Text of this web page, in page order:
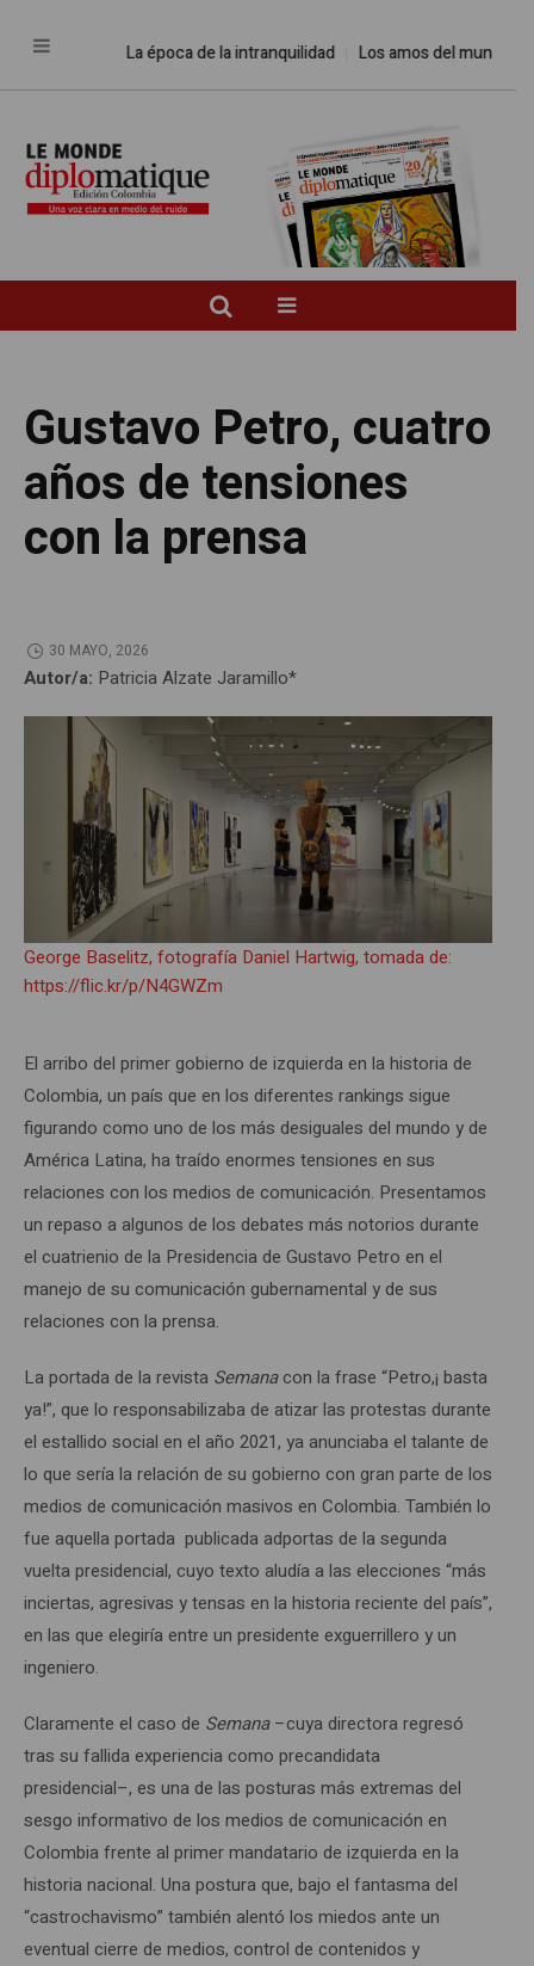
La época de la intranquilidad Los amos del mundo
Gustavo Petro, cuatro
años de tensiones
con la prensa
30 MAYO, 2026
Autor/a: Patricia Alzate Jaramillo*
George Baselitz, fotografía Daniel Hartwig, tomada de:
https://flic.kr/p/N4GWZm
El arribo del primer gobierno de izquierda en la historia de
Colombia, un país que en los diferentes rankings sigue
figurando como uno de los más desiguales del mundo y de
América Latina, ha traído enormes tensiones en sus
relaciones con los medios de comunicación. Presentamos
un repaso a algunos de los debates más notorios durante
el cuatrienio de la Presidencia de Gustavo Petro en el
manejo de su comunicación gubernamental y de sus
relaciones con la prensa.
La portada de la revista Semanacon la frase “Petro,¡ basta
ya!”, que lo responsabilizaba de atizar las protestas durante
el estallido social en el año 2021, ya anunciaba el talante de
lo que sería la relación de su gobierno con gran parte de los
medios de comunicación masivos en Colombia. También lo
fue aquella portada publicada adportas de la segunda
vuelta presidencial, cuyo texto aludía a las elecciones “más
inciertas, agresivas y tensas en la historia reciente del país”,
en las que elegiría entre un presidente exguerrillero y un
ingeniero.
Claramente el caso de Semana–cuya directora regresó
tras su fallida experiencia como precandidata
presidencial–, es una de las posturas más extremas del
sesgo informativo de los medios de comunicación en
Colombia frente al primer mandatario de izquierda en la
historia nacional. Una postura que, bajo el fantasma del
“castrochavismo” también alentó los miedos ante un
eventual cierre de medios, control de contenidos y